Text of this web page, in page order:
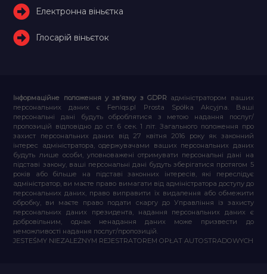
Електронна віньєтка
Глосарій віньєток
Інформаційне положення у зв’язку з GDPR адміністратором ваших
персональних даних є Feniqs.pl Prosta Spółka Akcyjna. Ваші
персональні дані будуть оброблятися з метою надання послуг/
пропозицій відповідно до ст. 6 сек. 1 літ. Загального положення про
захист персональних даних від 27 квітня 2016 року як законний
інтерес адміністратора, одержувачами ваших персональних даних
будуть лише особи, уповноважені отримувати персональні дані на
підставі закону, ваші персональні дані будуть зберігатися протягом 5
років або більше на підставі законних інтересів, які переслідує
адміністратор, ви маєте право вимагати від адміністратора доступу до
персональних даних, право виправити їх видалення або обмежити
обробку, ви маєте право подати скаргу до Управління із захисту
персональних даних президента, надання персональних даних є
добровільним, однак ненадання даних може призвести до
неможливості надання послуг/пропозицій.
JESTEŚMY NIEZALEŻNYM REJESTRATOREM OPŁAT AUTOSTRADOWYCH